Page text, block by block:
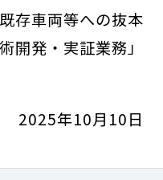
存車両等への抜本
開発・実証業務」
2025年10月10日